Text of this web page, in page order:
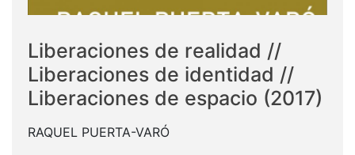
Liberaciones de realidad //
Liberaciones de identidad //
Liberaciones de espacio (2017)
RAQUEL PUERTA-VARÓ